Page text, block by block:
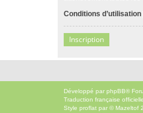
Conditions d’utilisation
Inscription
Développé par phpBB®
Traduction française officielle
Style proflat par © Mazeltof